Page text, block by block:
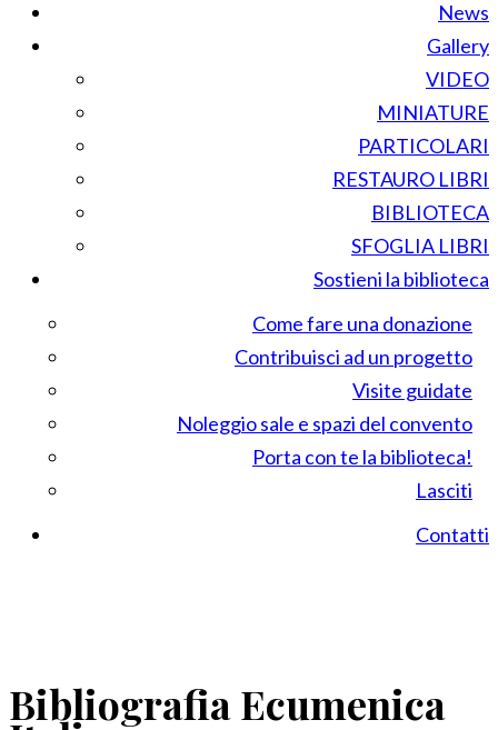
News
Gallery
VIDEO
MINIATURE
PARTICOLARI
RESTAURO LIBRI
BIBLIOTECA
SFOGLIA LIBRI
Sostieni la biblioteca
Come fare una donazione
Contribuisci ad un progetto
Visite guidate
Noleggio sale e spazi del convento
Porta con te la biblioteca!
Lasciti
Contatti
Bibliografia Ecumenica